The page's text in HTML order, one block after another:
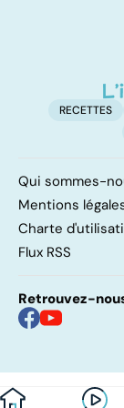
RECETTES
Qui sommes-
Mentions
Charte
Flux RSS
Retrouvez-